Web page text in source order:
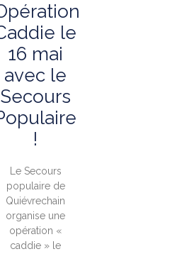
le
16 mai
avec le
Secours
!
Le Secours
populaire de
Quiévrechain
organise une
opération «
caddie » le